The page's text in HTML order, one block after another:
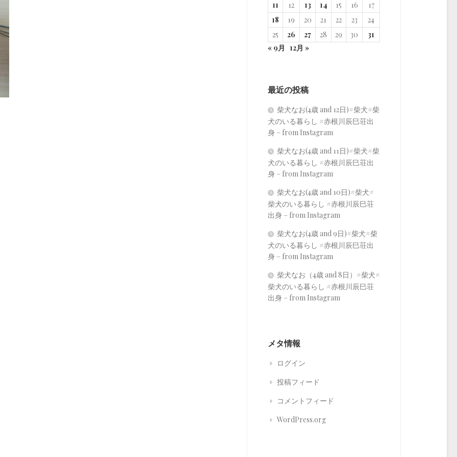
11 12 13 14 15 16
17
18
19 20 21 22 23
24
25
26 27 28 29 30
31
« 9月 12月 »
最近の投稿
柴犬なお(4歳 and 12日)#柴犬#柴
犬のいる暮らし #赤根川辰巳荘出
身 – from Instagram
柴犬なお(4歳 and 11日)#柴犬#柴
犬のいる暮らし #赤根川辰巳荘出
身 – from Instagram
柴犬なお(4歳 and 10日)#柴犬#
柴犬のいる暮らし #赤根川辰巳荘
出身 – from Instagram
柴犬なお(4歳 and 9日)#柴犬#柴
犬のいる暮らし #赤根川辰巳荘出
身 – from Instagram
柴犬なお（4歳 and 8日）#柴犬#
柴犬のいる暮らし #赤根川辰巳荘
出身 – from Instagram
メタ情報
ログイン
投稿フィード
コメントフィード
WordPress.org